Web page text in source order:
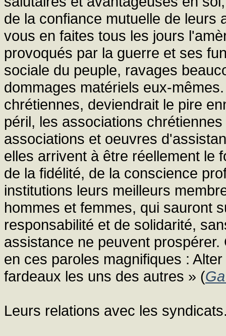
de la confiance mutuelle de
vous en faites tous les jours
provoqués par la guerre et ses
sociale du peuple, ravages
dommages matériels eux-
chrétiennes, deviendrait le pire
péril, les associations
associations et oeuvres
elles arrivent à être réellement le
de la fidélité, de la conscience
institutions leurs meilleurs
hommes et femmes, qui sauront
responsabilité et de solidarité,
assistance ne peuvent
en ces paroles magnifiques :
fardeaux les uns des autres » (
Leurs relations avec les